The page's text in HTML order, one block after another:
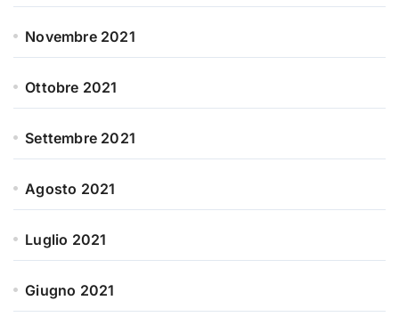
Novembre 2021
Ottobre 2021
Settembre 2021
Agosto 2021
Luglio 2021
Giugno 2021